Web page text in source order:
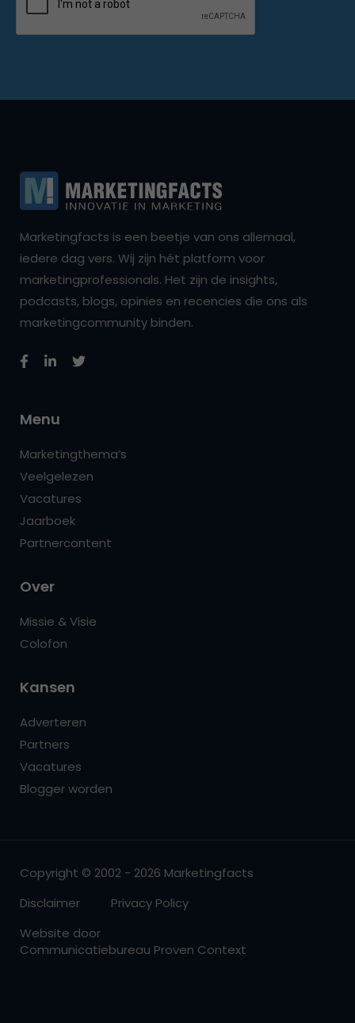
Marketingfacts is een beetje van ons allemaal,
iedere dag vers. Wij zijn hét platform voor
marketingprofessionals. Het zijn de insights,
podcasts, blogs, opinies en recencies die ons als
marketingcommunity binden.
Menu
Marketingthema’s
Veelgelezen
Vacatures
Jaarboek
Partnercontent
Over
Missie & Visie
Colofon
Kansen
Adverteren
Partners
Vacatures
Blogger worden
Copyright © 2002 - 2026 Marketingfacts
Disclaimer
Privacy Policy
Website door
Communicatiebureau Proven Context